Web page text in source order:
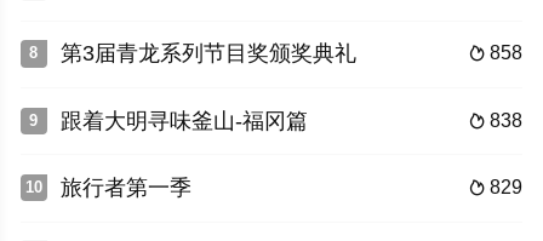
8  858
第3届青龙系列节目奖颁奖典礼
9  838
跟着大明寻味釜山-福冈篇
10  829
旅行者第一季